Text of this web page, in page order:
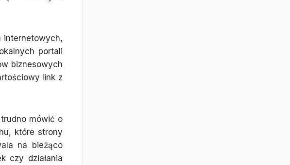
internetowych,
portali
biznesowych
link z
mówić o
które strony
na bieżąco
czy działania